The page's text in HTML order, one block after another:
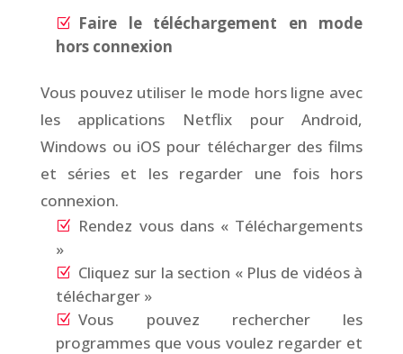
Faire le téléchargement en mode
hors connexion
Vous pouvez utiliser le mode hors ligne avec
les applications Netflix pour Android,
Windows ou iOS pour télécharger des films
et séries et les regarder une fois hors
connexion.
Rendez vous dans « Téléchargements
»
Cliquez sur la section « Plus de vidéos à
télécharger »
Vous pouvez rechercher les
programmes que vous voulez regarder et